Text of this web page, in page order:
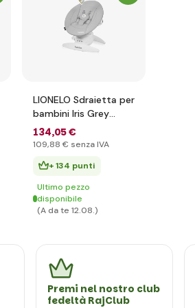
LIONELO Sdraietta per
bambini Iris Grey
Concrete, 0m+
134,05 €
109,88 € senza IVA
+ 134 punti
Ultimo pezzo
disponibile
(A da te 12.08.)
Premi nel nostro club
fedeltà RajClub